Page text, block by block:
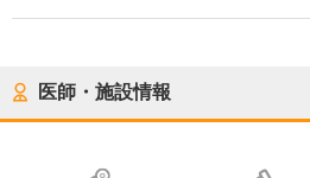
医師・施設情報